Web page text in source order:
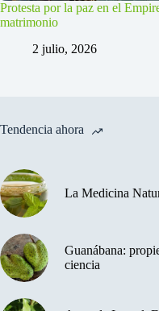
Protesta por la paz en el
matrimonio
2 julio, 2026
Tendencia ahora
La Medicina
Guanábana:
ciencia